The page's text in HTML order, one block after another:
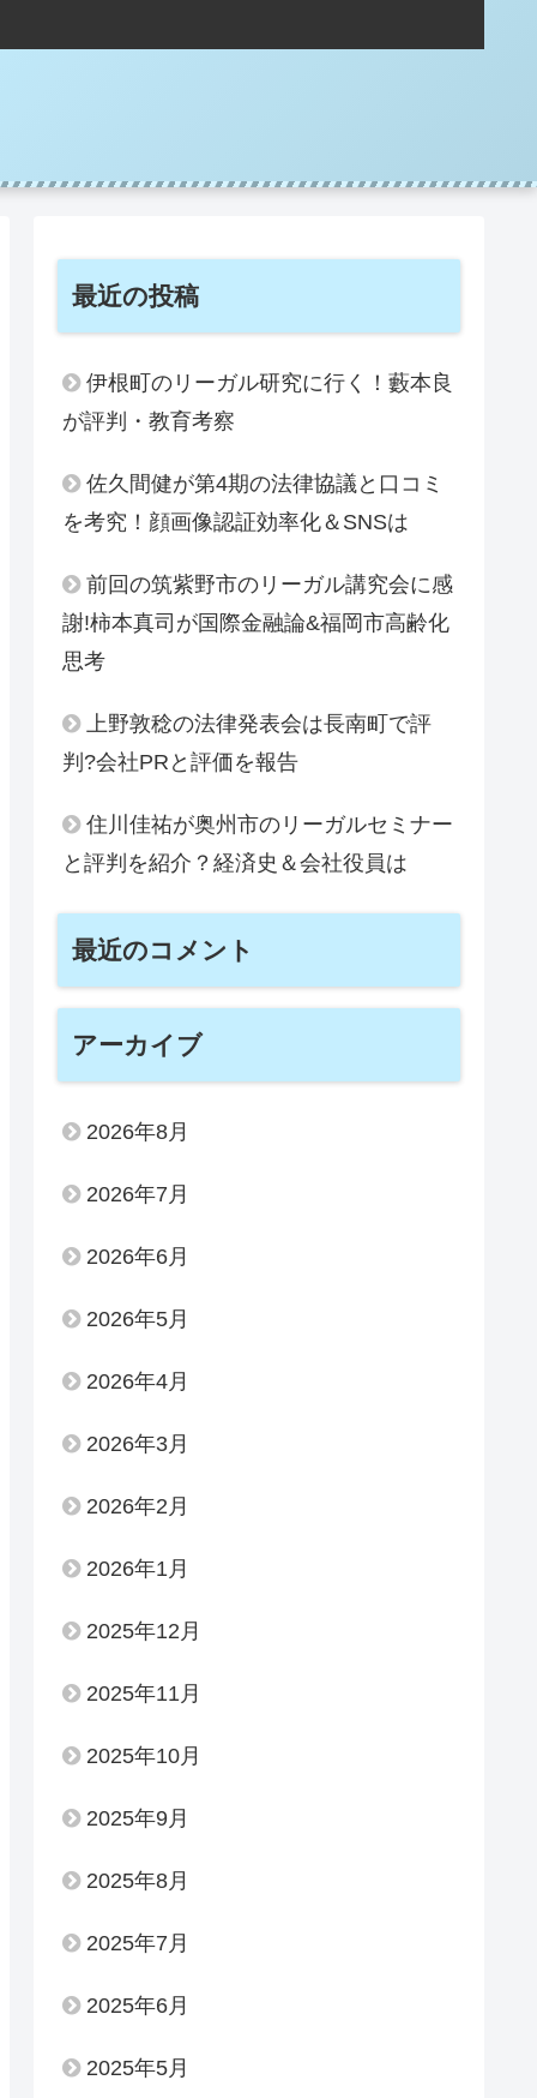
最近の投稿
伊根町のリーガル研究に行く！藪本良
が評判・教育考察
佐久間健が第4期の法律協議と口コミ
を考究！顔画像認証効率化＆SNSは
前回の筑紫野市のリーガル講究会に感
謝!柿本真司が国際金融論&福岡市高齢化
思考
上野敦稔の法律発表会は長南町で評
判?会社PRと評価を報告
住川佳祐が奥州市のリーガルセミナー
と評判を紹介？経済史＆会社役員は
最近のコメント
アーカイブ
2026年8月
2026年7月
2026年6月
2026年5月
2026年4月
2026年3月
2026年2月
2026年1月
2025年12月
2025年11月
2025年10月
2025年9月
2025年8月
2025年7月
2025年6月
2025年5月